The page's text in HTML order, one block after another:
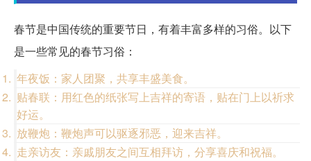
春节是中国传统的重要节日，有着丰富多样的习俗。以下
是一些常见的春节习俗：
年夜饭：家人团聚，共享丰盛美食。
贴春联：用红色的纸张写上吉祥的寄语，贴在门上以祈求
好运。
放鞭炮：鞭炮声可以驱逐邪恶，迎来吉祥。
走亲访友：亲戚朋友之间互相拜访，分享喜庆和祝福。